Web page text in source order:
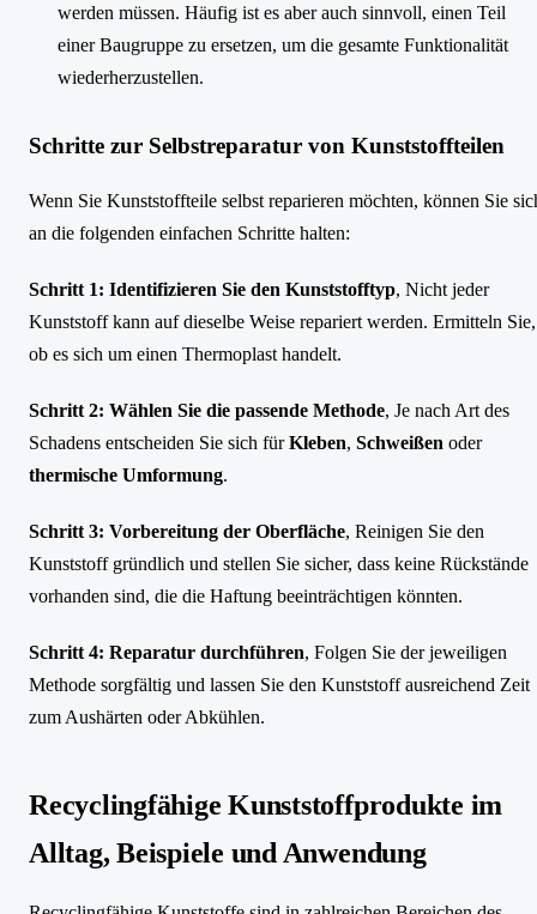
werden müssen. Häufig ist es aber auch sinnvoll, einen Teil
einer Baugruppe zu ersetzen, um die gesamte Funktionalität
wiederherzustellen.
Schritte zur Selbstreparatur von Kunststoffteilen
Wenn Sie Kunststoffteile selbst reparieren möchten, können Sie
an die folgenden einfachen Schritte halten:
Schritt 1: Identifizieren Sie den Kunststofftyp, Nicht jeder
Kunststoff kann auf dieselbe Weise repariert werden. Ermitteln Sie,
ob es sich um einen Thermoplast handelt.
Schritt 2: Wählen Sie die passende Methode, Je nach Art des
Schadens entscheiden Sie sich fürKleben, Schweißen oder
thermische Umformung.
Schritt 3: Vorbereitung der Oberfläche, Reinigen Sie den
Kunststoff gründlich und stellen Sie sicher, dass keine Rückstände
vorhanden sind, die die Haftung beeinträchtigen könnten.
Schritt 4: Reparatur durchführen, Folgen Sie der jeweiligen
Methode sorgfältig und lassen Sie den Kunststoff ausreichend Zeit
zum Aushärten oder Abkühlen.
Recyclingfähige Kunststoffprodukte im
Alltag, Beispiele und Anwendung